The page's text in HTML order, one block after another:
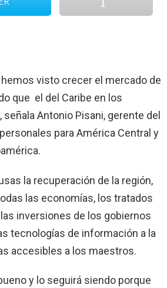
hemos visto crecer el mercado de
que el del Caribe en los
señala Antonio Pisani, gerente del
para América Central y
la recuperación de la región,
las economías, los tratados
inversiones de los gobiernos
tecnologías de información a la
accesibles a los maestros.
y lo seguirá siendo porque